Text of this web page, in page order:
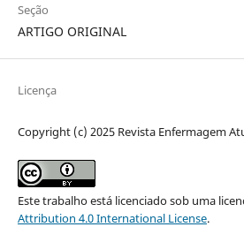
Seção
ARTIGO ORIGINAL
Licença
Copyright (c) 2025 Revista Enfermagem
Este trabalho está licenciado sob uma
Attribution 4.0 International License.